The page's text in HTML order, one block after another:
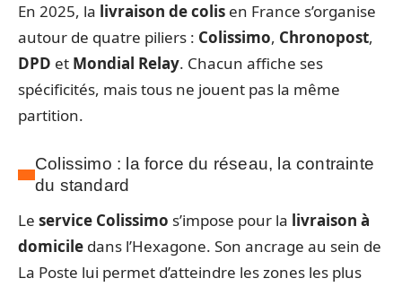
En 2025, la livraison de colis en France s’organise
autour de quatre piliers : Colissimo, Chronopost,
DPD et Mondial Relay. Chacun affiche ses
spécificités, mais tous ne jouent pas la même
partition.
Colissimo : la force du réseau, la contrainte
du standard
Le service Colissimo s’impose pour la livraison à
domicile dans l’Hexagone. Son ancrage au sein de
La Poste lui permet d’atteindre les zones les plus